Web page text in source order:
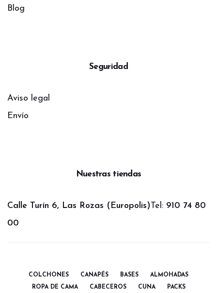
Blog
Seguridad
Aviso legal
Envío
Nuestras tiendas
Calle Turín 6, Las Rozas (Europolis)Tel: 910 74 80
00
COLCHONES CANAPÉS BASES ALMOHADAS
ROPA DE CAMA CABECEROS CUNA PACKS